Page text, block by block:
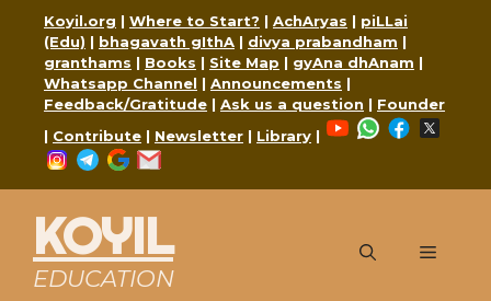
content
Koyil.org | Where to Start? | AchAryas | piLLai
(Edu) | bhagavath gIthA | divya prabandham |
granthams | Books | Site Map | gyAna dhAnam |
Whatsapp Channel | Announcements |
Feedback/Gratitude | Ask us a question | Founder
| Contribute | Newsletter | Library |
YouTubeWhatsApp
Facebook
Instagram
Telegram
Google
KOYIL
EDUCATION
Menu